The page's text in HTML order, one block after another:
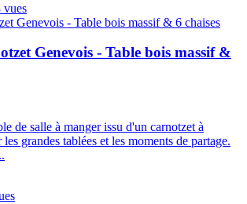
vues
Genevois - Table bois massif &
de salle à manger issu d'un carnotzet à
grandes tablées et les moments de partage.